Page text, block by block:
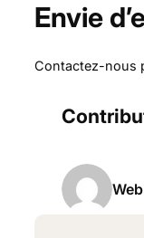
Envie
Contactez-nous